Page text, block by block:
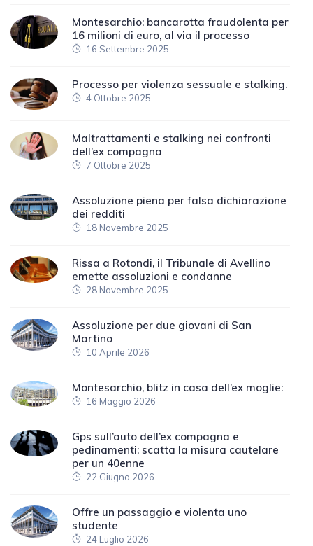
Montesarchio: bancarotta fraudolenta per
16 milioni di euro, al via il processo
16 Settembre 2025
Processo per violenza sessuale e stalking.
4 Ottobre 2025
Maltrattamenti e stalking nei confronti
dell’ex compagna
7 Ottobre 2025
Assoluzione piena per falsa dichiarazione
dei redditi
18 Novembre 2025
Rissa a Rotondi, il Tribunale di Avellino
emette assoluzioni e condanne
28 Novembre 2025
Assoluzione per due giovani di San
Martino
10 Aprile 2026
Montesarchio, blitz in casa dell’ex moglie:
16 Maggio 2026
Gps sull’auto dell’ex compagna e
pedinamenti: scatta la misura cautelare
per un 40enne
22 Giugno 2026
Offre un passaggio e violenta uno
studente
24 Luglio 2026